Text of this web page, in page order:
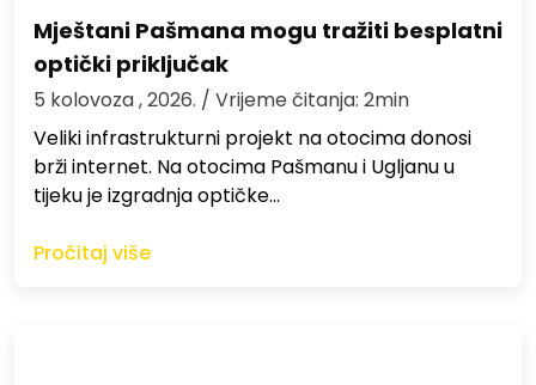
Mještani Pašmana mogu tražiti besplatni
optički priključak
5 kolovoza , 2026. / Vrijeme čitanja: 2min
Veliki infrastrukturni projekt na otocima donosi
brži internet. Na otocima Pašmanu i Ugljanu u
tijeku je izgradnja optičke…
Pročitaj više